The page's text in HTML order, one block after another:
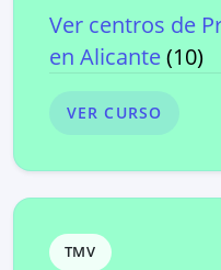
Ver centros de
en Alicante(10)
VER CURSO
TMV